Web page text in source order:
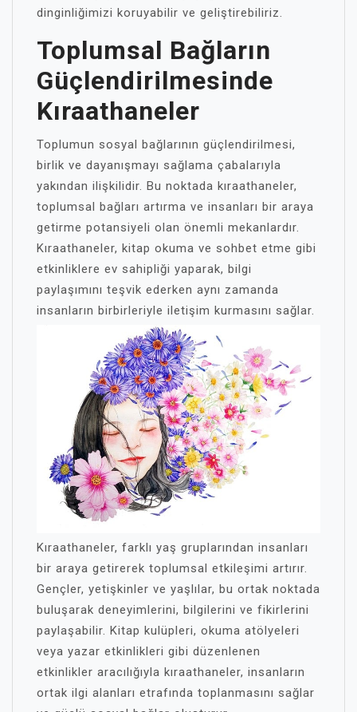
dinginliğimizi koruyabilir ve geliştirebiliriz.
Toplumsal Bağların
Güçlendirilmesinde
Kıraathaneler
Toplumun sosyal bağlarının güçlendirilmesi,
birlik ve dayanışmayı sağlama çabalarıyla
yakından ilişkilidir. Bu noktada kıraathaneler,
toplumsal bağları artırma ve insanları bir araya
getirme potansiyeli olan önemli mekanlardır.
Kıraathaneler, kitap okuma ve sohbet etme gibi
etkinliklere ev sahipliği yaparak, bilgi
paylaşımını teşvik ederken aynı zamanda
insanların birbirleriyle iletişim kurmasını sağlar.
Kıraathaneler, farklı yaş gruplarından insanları
bir araya getirerek toplumsal etkileşimi artırır.
Gençler, yetişkinler ve yaşlılar, bu ortak noktada
buluşarak deneyimlerini, bilgilerini ve fikirlerini
paylaşabilir. Kitap kulüpleri, okuma atölyeleri
veya yazar etkinlikleri gibi düzenlenen
etkinlikler aracılığıyla kıraathaneler, insanların
ortak ilgi alanları etrafında toplanmasını sağlar